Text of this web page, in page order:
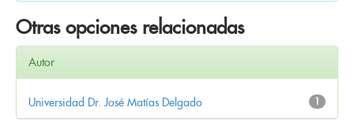
Otras opciones relacionadas
Autor
1
Universidad Dr. José Matías Delgado